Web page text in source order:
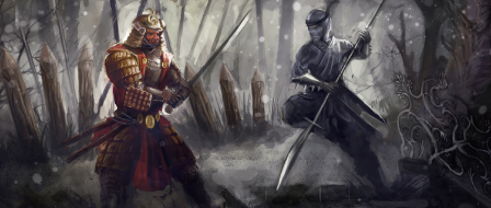
EXCEL SHEET
NEWS
CONTACT